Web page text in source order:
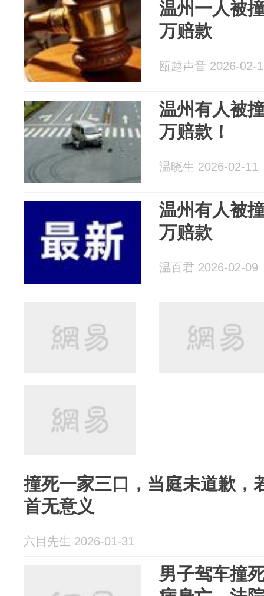
温州一人被
万赔款
瓯越声音 2026-02-
温州有人被
万赔款！
温晓生 2026-02-11
温州有人被
万赔款
温百君 2026-02-09
撞死一家三口，当庭未道歉，
首无意义
六目先生 2026-01-31
男子驾车撞